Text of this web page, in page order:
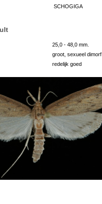
SCHOGIGA
25,0 - 48,0 mm.
groot, sexueel dimorf
redelijk goed